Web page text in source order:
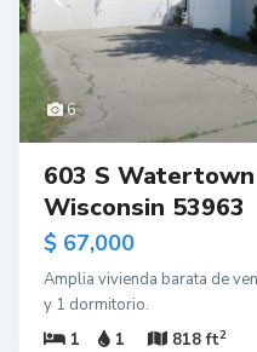
6
603 S
Wisconsin 53963
$ 67,000
Amplia vivienda barata de
y 1 dormitorio.
1
1 818 ft2